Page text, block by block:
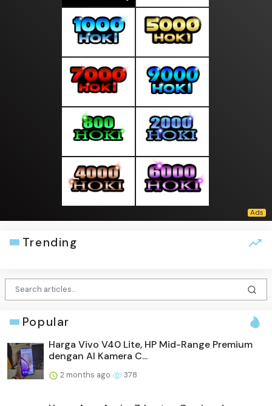
Trending
Popular
Harga Vivo V40 Lite, HP Mid-Range Premium
dengan AI Kamera C...
2 months ago 378